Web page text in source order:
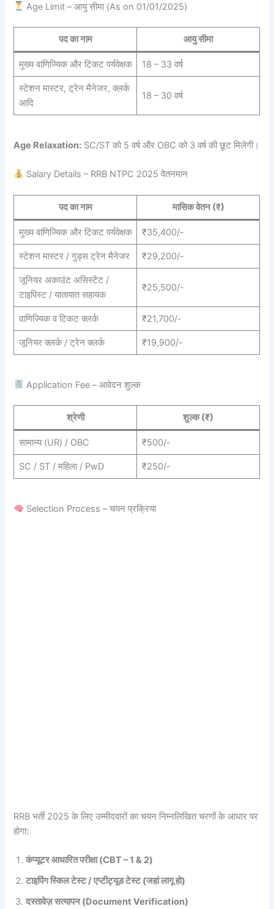
Age Limit – आयु सीमा (As on 01/01/2025)
पद का नाम आयु सीमा
मुख्य वाणिज्यिक और टिकट पर्यवेक्षक 18 – 33 वर्ष
स्टेशन मास्टर, ट्रेन मैनेजर, क्लर्क
आदि
18 – 30 वर्ष
Age Relaxation: SC/ST को 5 वर्ष और OBC को 3 वर्ष की छूट मिलेगी।
Salary Details – RRB NTPC 2025 वेतनमान
पद का नाम मासिक वेतन (₹)
मुख्य वाणिज्यिक और टिकट पर्यवेक्षक ₹35,400/-
स्टेशन मास्टर / गुड्स ट्रेन मैनेजर ₹29,200/-
जूनियर अकाउंट असिस्टेंट /
टाइपिस्ट / यातायात सहायक
₹25,500/-
वाणिज्यिक व टिकट क्लर्क ₹21,700/-
जूनियर क्लर्क / ट्रेन क्लर्क ₹19,900/-
Application Fee – आवेदन शुल्क
श्रेणी शुल्क (₹)
सामान्य (UR) / OBC ₹500/-
SC / ST / महिला / PwD ₹250/-
Selection Process – चयन प्रक्रिया
RRB भर्ती 2025 के लिए उम्मीदवारों का चयन निम्नलिखित चरणों के आधार पर
होगा:
कंप्यूटर आधारित परीक्षा (CBT – 1 & 2)
टाइपिंग स्किल टेस्ट / एप्टीट्यूड टेस्ट (जहां लागू हो)
दस्तावेज़ सत्यापन (Document Verification)